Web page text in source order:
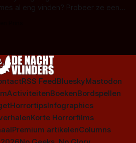
al eng vinden? Probeer ze eens
RSS FeedBlueskyMastodon
ActiviteitenBoekenBordspellen
HorrortipsInfographics
Korte Horrorfilms
Premium artikelenColumns